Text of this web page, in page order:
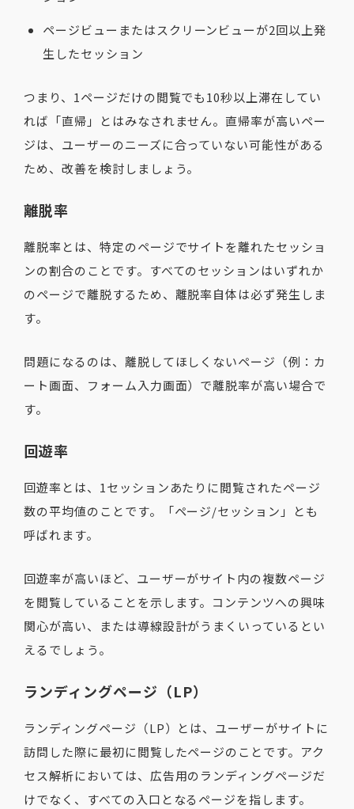
ページビューまたはスクリーンビューが2回以上発
生したセッション
つまり、1ページだけの閲覧でも10秒以上滞在してい
れば「直帰」とはみなされません。直帰率が高いペー
ジは、ユーザーのニーズに合っていない可能性がある
ため、改善を検討しましょう。
離脱率
離脱率とは、特定のページでサイトを離れたセッショ
ンの割合のことです。すべてのセッションはいずれか
のページで離脱するため、離脱率自体は必ず発生しま
す。
問題になるのは、離脱してほしくないページ（例：カ
ート画面、フォーム入力画面）で離脱率が高い場合で
す。
回遊率
回遊率とは、1セッションあたりに閲覧されたページ
数の平均値のことです。「ページ/セッション」とも
呼ばれます。
回遊率が高いほど、ユーザーがサイト内の複数ページ
を閲覧していることを示します。コンテンツへの興味
関心が高い、または導線設計がうまくいっているとい
えるでしょう。
ランディングページ（LP）
ランディングページ（LP）とは、ユーザーがサイトに
訪問した際に最初に閲覧したページのことです。アク
セス解析においては、広告用のランディングページだ
けでなく、すべての入口となるページを指します。